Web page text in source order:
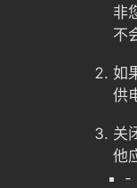
非
不
如
供
关
他
-